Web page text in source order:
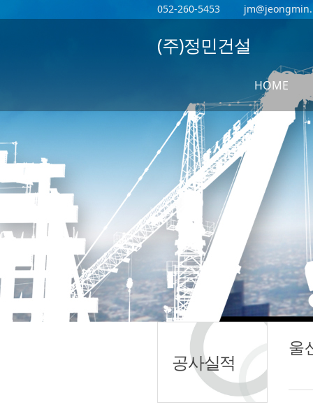
052-260-5453
(주)정민건설
HOME
공사실적
울